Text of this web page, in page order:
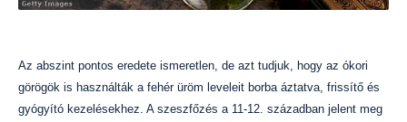
Az abszint pontos eredete ismeretlen, de azt tudjuk, hogy az ókori
görögök is használták a fehér üröm leveleit borba áztatva, frissítő és
gyógyító kezelésekhez. A szeszfőzés a 11-12. században jelent meg